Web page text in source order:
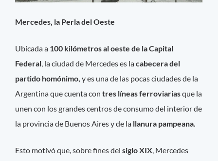
Mercedes, la Perla del Oeste
Ubicada a 100 kilómetros al oeste de la Capital
Federal, la ciudad de Mercedes es lacabecera del
partido homónimo, y es una de las pocas ciudades de la
Argentina que cuenta contres líneas ferroviariasque la
unen con los grandes centros de consumo del interior de
la provincia de Buenos Aires y de la llanura pampeana.
Esto motivó que, sobre fines del siglo XIX, Mercedes